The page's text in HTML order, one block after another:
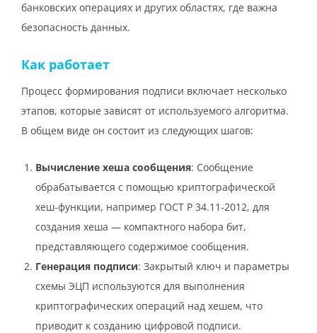
банковских операциях и других областях, где важна
безопасность данных.
Как работает
Процесс формирования подписи включает несколько
этапов, которые зависят от используемого алгоритма.
В общем виде он состоит из следующих шагов:
Вычисление хеша сообщения: Сообщение
обрабатывается с помощью криптографической
хеш-функции, например ГОСТ Р 34.11-2012, для
создания хеша — компактного набора бит,
представляющего содержимое сообщения.
Генерация подписи: Закрытый ключ и параметры
схемы ЭЦП используются для выполнения
криптографических операций над хешем, что
приводит к созданию цифровой подписи.